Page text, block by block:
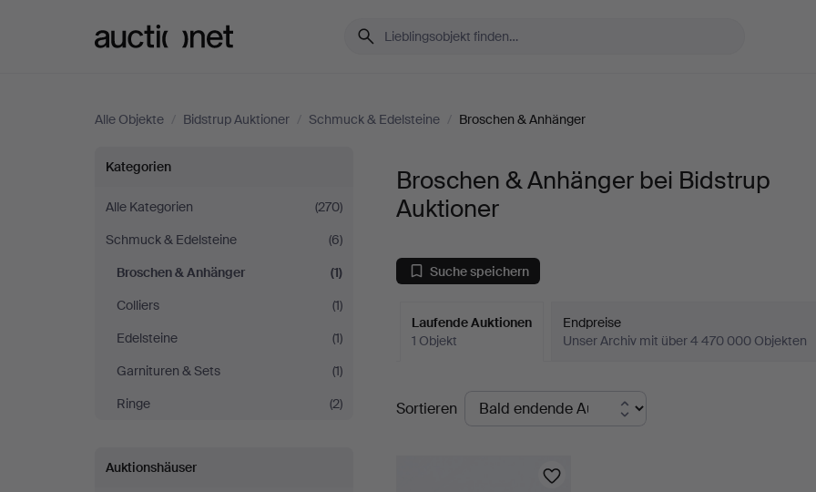
Alle Objekte / Bidstrup Auktioner / Schmuck & Edelsteine / Broschen & Anhänger
Broschen
&
Anhänger
bei
Bidstrup
Auktioner
Kategorien
Alle Kategorien
(270)
Schmuck & Edelsteine
(6)
Broschen & Anhänger
(1)
Colliers
(1)
Edelsteine
(1)
Garnituren & Sets
(1)
Ringe
(2)
Auktionshäuser
Broschen & Anhänger bei Bidstrup
Auktioner
Suche speichern
Laufende Auktionen
1 Objekt
Endpreise
Unser Archiv mit über 4 470 000 Objekten
Laufende
Auktionen
Sortieren